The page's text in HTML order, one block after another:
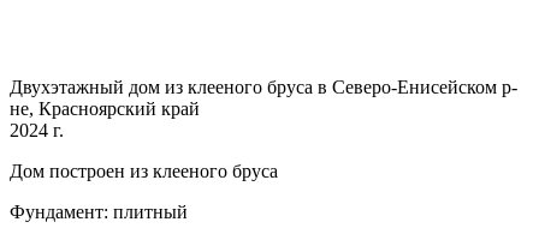
Двухэтажный дом из клееного бруса в Северо-Енисейском р-
не, Красноярский край
2024 г.
Дом построен из клееного бруса
Фундамент: плитный